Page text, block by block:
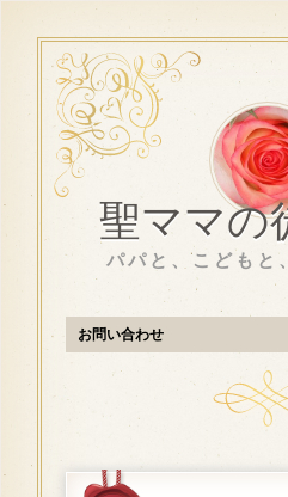
聖ママの
パパと、こどもと
お問い合わせ